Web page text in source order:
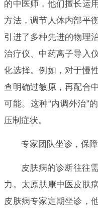
的中医师，他们擅长运
方法，调节人体内部平
引进了多种先进的物理
治疗仪、中药离子导入
化选择。例如，对于慢
查明确过敏原，再配合
可能。这种“内调外治”
压制症状。
专家团队坐诊，保
皮肤病的诊断往往
力。太原肤康中医皮肤
皮肤病专家定期坐诊，